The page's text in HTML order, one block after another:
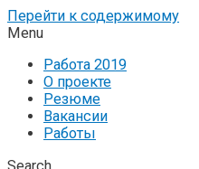
Перейти к содержимому
Menu
Работа 2019
О проекте
Резюме
Вакансии
Работы